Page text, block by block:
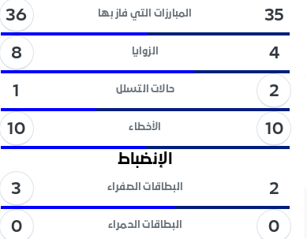
35
المبارزات التي فاز بها
36
4
الزوايا
8
2
حالات التسلل
1
10
الأخطاء
10
الإنضباط
2
البطاقات الصفراء
3
0
البطاقات الحمراء 0